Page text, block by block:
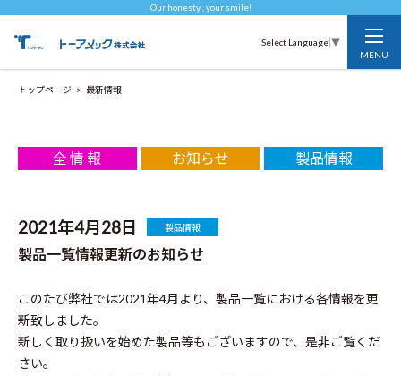
Our honesty , your smile!
Select Language ▼
トップページ 最新情報
全 情 報 お知らせ 製品情報
2021年4月28日 製品情報
製品一覧情報更新のお知らせ
このたび弊社では2021年4月より、製品一覧における各情報を更
新致しました。
新しく取り扱いを始めた製品等もございますので、是非ご覧くだ
さい。